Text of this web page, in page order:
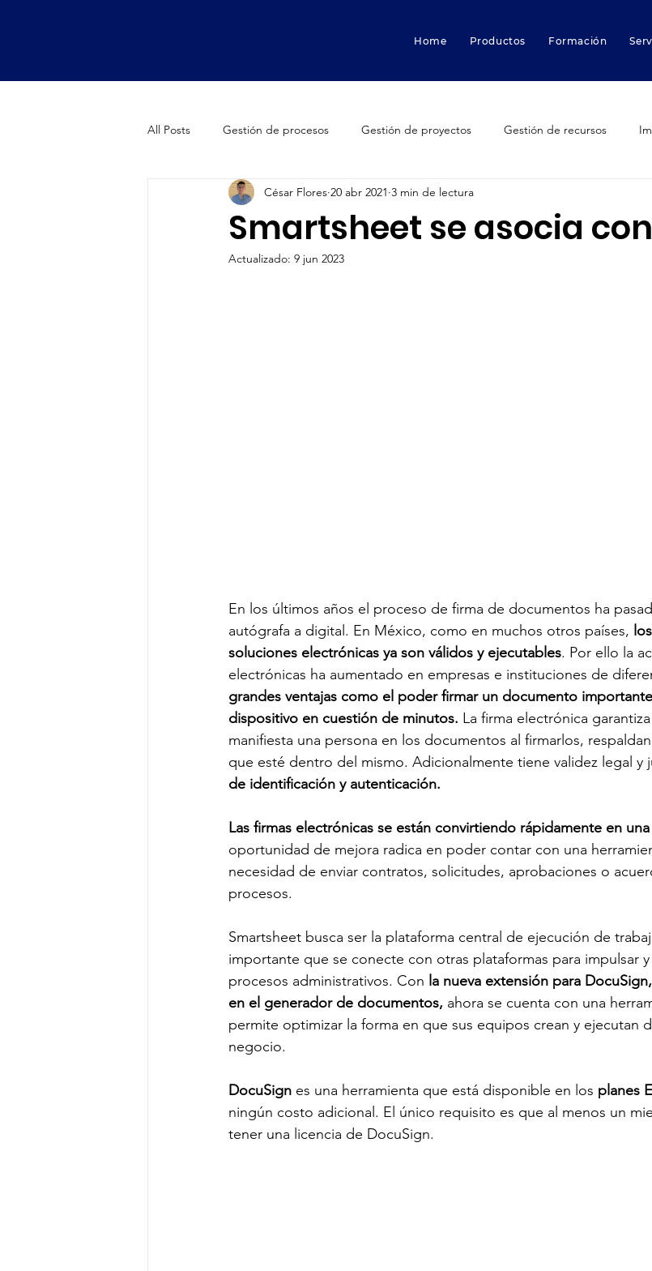
Home Productos Formación
All Posts Gestión de procesos Gestión de proyectos Gestión de recursos
Oficinas de proyectos (PMO) Smartsheet Smartsheet Resource Management
Smartsheet Premium Apps
Smartsheet se asocia
César Flores 20 abr 2021 3 min de lectura
Actualizado: 9 jun 2023
En los últimos años el proceso de firma de documentos ha
autógrafa a digital. En México, como en muchos otros países,
soluciones electrónicas ya son válidos y ejecutables. Por ello la
electrónicas ha aumentado en empresas e instituciones de
grandes ventajas como el poder firmar un documento
dispositivo en cuestión de minutos. La firma electrónica
manifiesta una persona en los documentos al firmarlos,
que esté dentro del mismo. Adicionalmente tiene validez legal y
de identificación y autenticación.
Las firmas electrónicas se están convirtiendo rápidamente en
oportunidad de mejora radica en poder contar con una
necesidad de enviar contratos, solicitudes, aprobaciones o
procesos.
Smartsheet busca ser la plataforma central de ejecución de
importante que se conecte con otras plataformas para impulsar y
procesos administrativos. Con la nueva extensión para
en el generador de documentos, ahora se cuenta con una
permite optimizar la forma en que sus equipos crean y ejecutan
negocio.
DocuSign es una herramienta que está disponible en los planes
ningún costo adicional. El único requisito es que al menos un
tener una licencia de DocuSign.